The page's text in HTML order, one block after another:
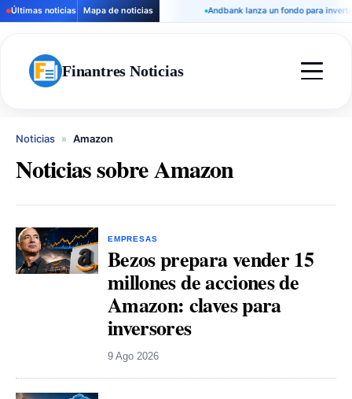
Últimas noticias Mapa de noticias Andbank lanza un fondo para
Finantres Noticias
Noticias » Amazon
Noticias sobre Amazon
EMPRESAS
Bezos prepara vender 15
millones de acciones de
Amazon: claves para
inversores
9 Ago 2026